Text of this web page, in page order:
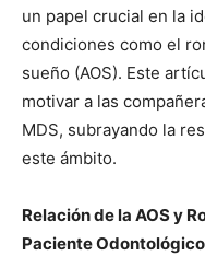
un papel crucial en la
condiciones como el
sueño (AOS). Este
motivar a las
MDS, subrayando la
este ámbito.
Relación de la AOS y
Paciente Odontológico